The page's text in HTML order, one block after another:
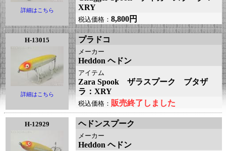
詳細はこちら
XRY
税込価格： 8,800円
H-13015
詳細はこちら
プラドコ
メーカー
Heddon ヘドン
アイテム
Zara Spook ザラスプーク ブタザ
ラ：XRY
税込価格： 販売終了しました
H-12929 ヘドンスプーク
メーカー
Heddon ヘドン